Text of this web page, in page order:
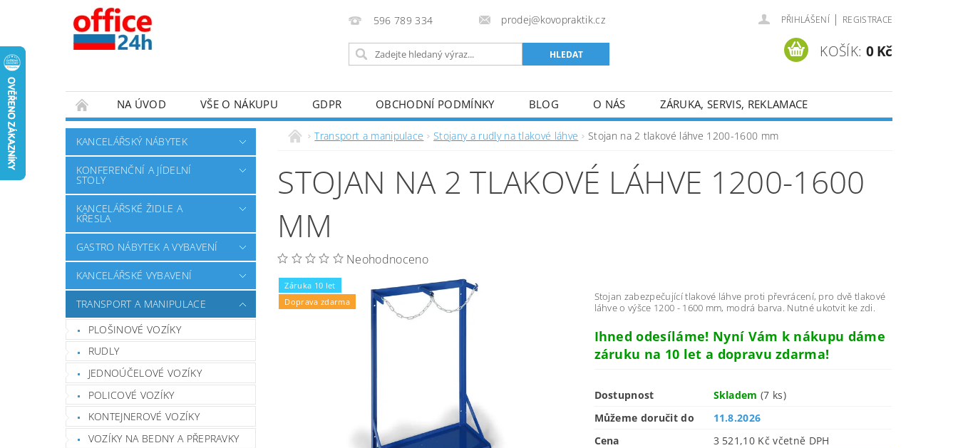
596 789 334 prodej@kovopraktik.cz PŘIHLÁŠENÍ | REGISTRACE
KOŠÍK: 0 Kč
NA ÚVOD VŠE O NÁKUPU GDPR OBCHODNÍ PODMÍNKY BLOG O NÁS ZÁRUKA, SERVIS, REKLAMACE
KANCELÁŘSKÝ NÁBYTEK
KONFERENČNÍ A JÍDELNÍ
STOLY
KANCELÁŘSKÉ ŽIDLE A
KŘESLA
GASTRO NÁBYTEK A VYBAVENÍ
KANCELÁŘSKÉ VYBAVENÍ
TRANSPORT A MANIPULACE
PLOŠINOVÉ VOZÍKY
RUDLY
JEDNOÚČELOVÉ VOZÍKY
POLICOVÉ VOZÍKY
KONTEJNEROVÉ VOZÍKY
VOZÍKY NA BEDNY A PŘEPRAVKY
Transport a manipulace Stojany a rudly na tlakové láhve Stojan na 2 tlakové láhve 1200-1600 mm
STOJAN NA 2 TLAKOVÉ LÁHVE 1200-1600
MM
Neohodnoceno
Záruka 10 let
Doprava zdarma
Stojan zabezpečující tlakové láhve proti převrácení, pro dvě tlakové
láhve o výšce 1200 - 1600 mm, modrá barva. Nutné ukotvit ke zdi.
Ihned odesíláme! Nyní Vám k nákupu dáme
záruku na 10 let a dopravu zdarma!
Dostupnost Skladem(7 ks)
Můžeme doručit do
11.8.2026
Cena
3 521,10 Kč včetně DPH